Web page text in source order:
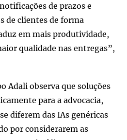
de prazos e
de clientes de forma
em mais produtividade,
qualidade nas entregas”,
Adali observa que soluções
para a advocacia,
diferem das IAs genéricas
por considerarem as